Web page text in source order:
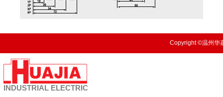
Copyright ©温州华
INDUSTRIAL ELECTRIC